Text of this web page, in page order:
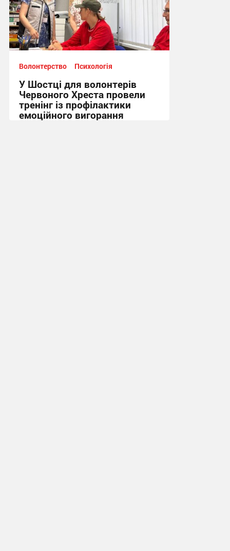
Волонтерство Психологія
У Шостці для волонтерів
Червоного Хреста провели
тренінг із профілактики
емоційного вигорання